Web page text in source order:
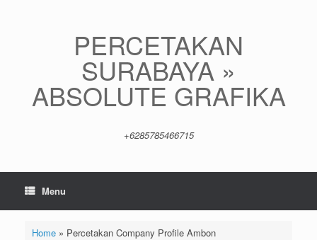
PERCETAKAN
SURABAYA »
ABSOLUTE GRAFIKA
+6285785466715
Menu
Home» Percetakan Company Profile Ambon